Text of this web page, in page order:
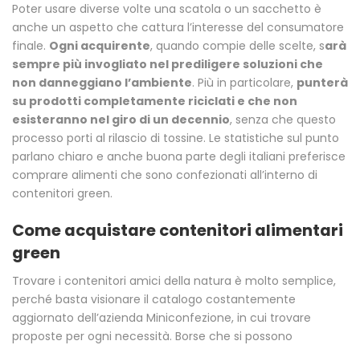
Poter usare diverse volte una scatola o un sacchetto è
anche un aspetto che cattura l’interesse del consumatore
finale. Ogni acquirente, quando compie delle scelte, sarà
sempre più invogliato nel prediligere soluzioni che
non danneggiano l’ambiente. Più in particolare, punterà
su prodotti completamente riciclati e che non
esisteranno nel giro di un decennio, senza che questo
processo porti al rilascio di tossine. Le statistiche sul punto
parlano chiaro e anche buona parte degli italiani preferisce
comprare alimenti che sono confezionati all’interno di
contenitori green.
Come acquistare contenitori alimentari
green
Trovare i contenitori amici della natura è molto semplice,
perché basta visionare il catalogo costantemente
aggiornato dell’azienda Miniconfezione, in cui trovare
proposte per ogni necessità. Borse che si possono